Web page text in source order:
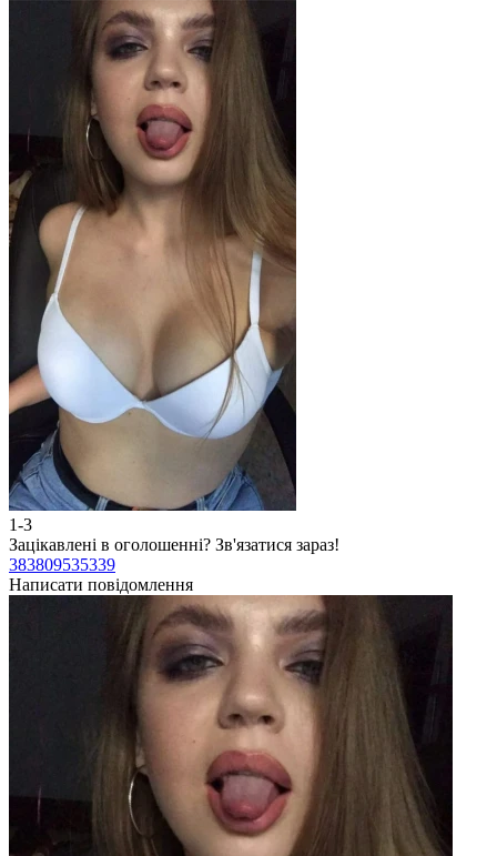
1-3
Зацікавлені в оголошенні? Зв'язатися зараз!
383809535339
Написати повідомлення